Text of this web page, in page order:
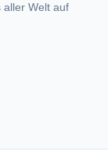
aller Welt auf